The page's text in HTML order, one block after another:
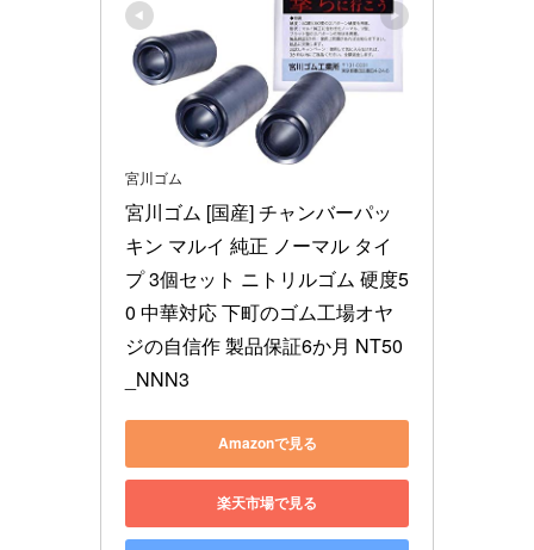
宮川ゴム
宮川ゴム [国産] チャンバーパッ
キン マルイ 純正 ノーマル タイ
プ 3個セット ニトリルゴム 硬度5
0 中華対応 下町のゴム工場オヤ
ジの自信作 製品保証6か月 NT50
_NNN3
Amazonで見る
楽天市場で見る